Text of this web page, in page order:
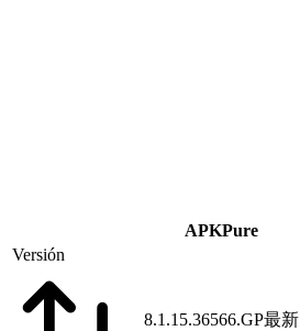
APKPure
Versión
8.1.15.36566.GP最新